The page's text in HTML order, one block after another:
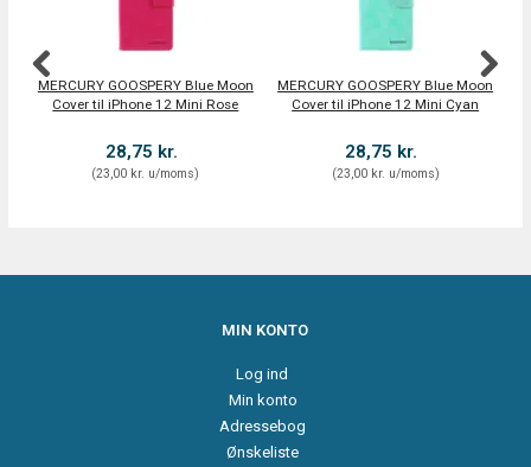
MERCURY GOOSPERY Blue Moon
Cover til iPhone 12 Mini Rose
28,75 kr.
(23,00 kr. u/moms)
MERCURY GOOSPERY Blue Moon
Cover til iPhone 12 Mini Cyan
28,75 kr.
(23,00 kr. u/moms)
MIN KONTO
Log ind
Min konto
Adressebog
Ønskeliste